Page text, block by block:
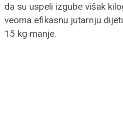
da su uspeli izgube višak
veoma efikasnu jutarnju
15 kg manje.